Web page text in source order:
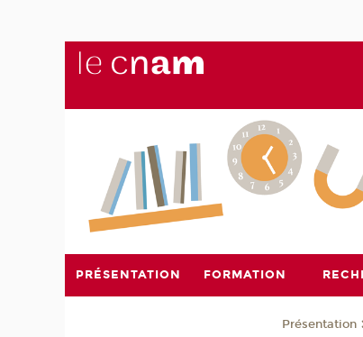
PRÉSENTATION FORMATION
Présentation